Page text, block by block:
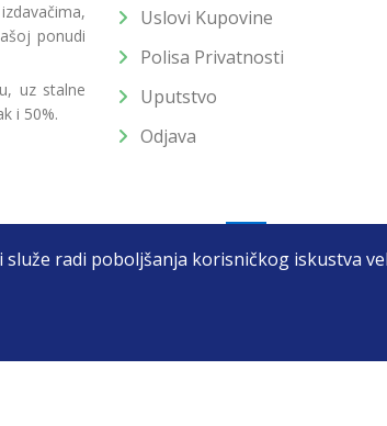
radi poboljšanja korisničkog iskustva
ponudi
uz stalne
i 50%.
Uslovi Kupovine
Polisa Privatnosti
Uputstvo
Odjava